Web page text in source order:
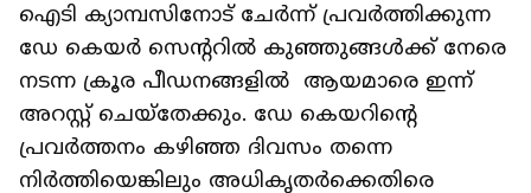
ഐടി ക്യാമ്പസിനോട് ചേർന്ന് പ്രവർത്തിക്കുന്ന
ഡേ കെയർ സെന്ററിൽ കുഞ്ഞുങ്ങൾക്ക് നേരെ
നടന്ന ക്രൂര പീഡനങ്ങളിൽ ആയമാരെ ഇന്ന്
അറസ്റ്റ് ചെയ്തേക്കും. ഡേ കെയറിൻ്റെ
പ്രവർത്തനം കഴിഞ്ഞ ദിവസം തന്നെ
നിർത്തിയെങ്കിലും അധികൃതർക്കെതിരെ